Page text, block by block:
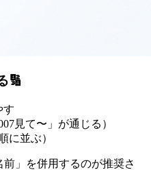
🔢
す
見て〜」が通じる）
に並ぶ）
前」を併用するのが推奨さ